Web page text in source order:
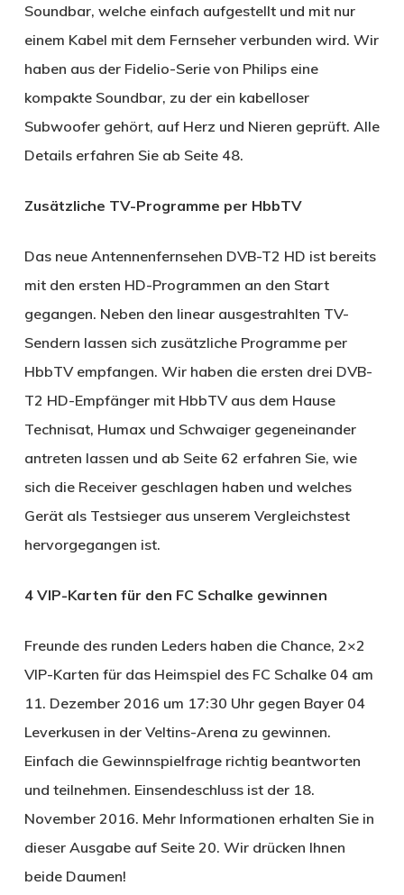
Soundbar, welche einfach aufgestellt und mit nur
einem Kabel mit dem Fernseher verbunden wird. Wir
haben aus der Fidelio-Serie von Philips eine
kompakte Soundbar, zu der ein kabelloser
Subwoofer gehört, auf Herz und Nieren geprüft. Alle
Details erfahren Sie ab Seite 48.
Zusätzliche TV-Programme per HbbTV
Das neue Antennenfernsehen DVB-T2 HD ist bereits
mit den ersten HD-Programmen an den Start
gegangen. Neben den linear ausgestrahlten TV-
Sendern lassen sich zusätzliche Programme per
HbbTV empfangen. Wir haben die ersten drei DVB-
T2 HD-Empfänger mit HbbTV aus dem Hause
Technisat, Humax und Schwaiger gegeneinander
antreten lassen und ab Seite 62 erfahren Sie, wie
sich die Receiver geschlagen haben und welches
Gerät als Testsieger aus unserem Vergleichstest
hervorgegangen ist.
4 VIP-Karten für den FC Schalke gewinnen
Freunde des runden Leders haben die Chance, 2×2
VIP-Karten für das Heimspiel des FC Schalke 04 am
11. Dezember 2016 um 17:30 Uhr gegen Bayer 04
Leverkusen in der Veltins-Arena zu gewinnen.
Einfach die Gewinnspielfrage richtig beantworten
und teilnehmen. Einsendeschluss ist der 18.
November 2016. Mehr Informationen erhalten Sie in
dieser Ausgabe auf Seite 20. Wir drücken Ihnen
beide Daumen!